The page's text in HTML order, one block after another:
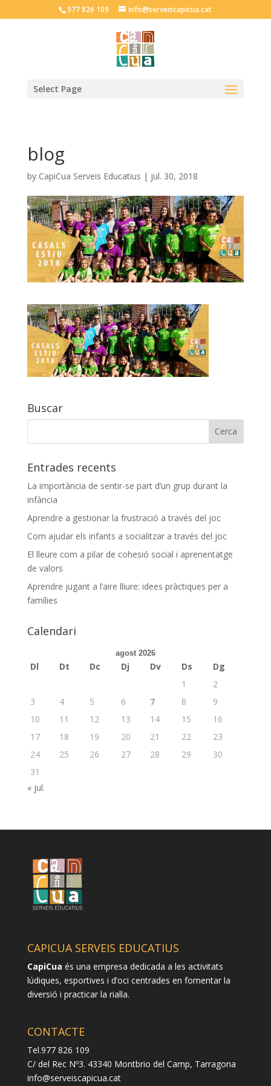
977 826 109 info@serveiscapicua.cat
Select Page
blog
by CapiCua Serveis Educatius | jul. 30, 2018
Buscar
Entrades recents
La importància de sentir-se part d’un grup durant la
infància
Aprendre a gestionar la frustració a través del joc
Com ajudar els infants a socialitzar a través del joc
El lleure com a pilar de cohesió social i aprenentatge
de valors
Aprendre jugant a l’aire lliure: idees pràctiques per a
famílies
Calendari
agost 2026
Dl Dt Dc Dj Dv Ds
Dg
1
2
3
4 5 6 7 8
9
10
11 12 13 14 15
16
17
18 19 20 21 22
23
24
25 26 27 28 29
30
31
« jul.
CAPICUA SERVEIS EDUCATIUS
CapiCua és una empresa dedicada a les activitats
lúdiques, esportives i d’oci centrades en fomentar la
diversió i practicar la rialla.
CONTACTE
Tel.977 826 109
C/ del Rec Nº3. 43340 Montbrio del Camp, Tarragona
info@serveiscapicua.cat